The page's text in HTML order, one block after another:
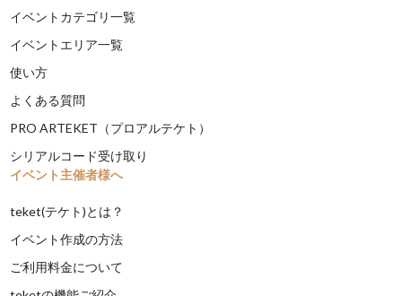
イベントカテゴリ一覧
イベントエリア一覧
使い方
よくある質問
PRO ARTEKET（プロアルテケト）
シリアルコード受け取り
イベント主催者様へ
teket(テケト)とは？
イベント作成の方法
ご利用料金について